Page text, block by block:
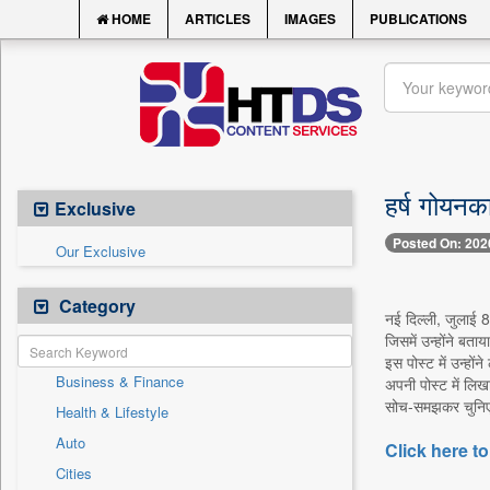
HOME ARTICLES IMAGES PUBLICATIONS
Exclusive
Our Exclusive
Category
Business & Finance
Health & Lifestyle
Auto
Cities
हर्ष
Posted On:
नई दिल्ली, जुलाई
जिसमें उन्होंने
इस पोस्ट में
अपनी पोस्ट में
सोच-समझकर
Click here